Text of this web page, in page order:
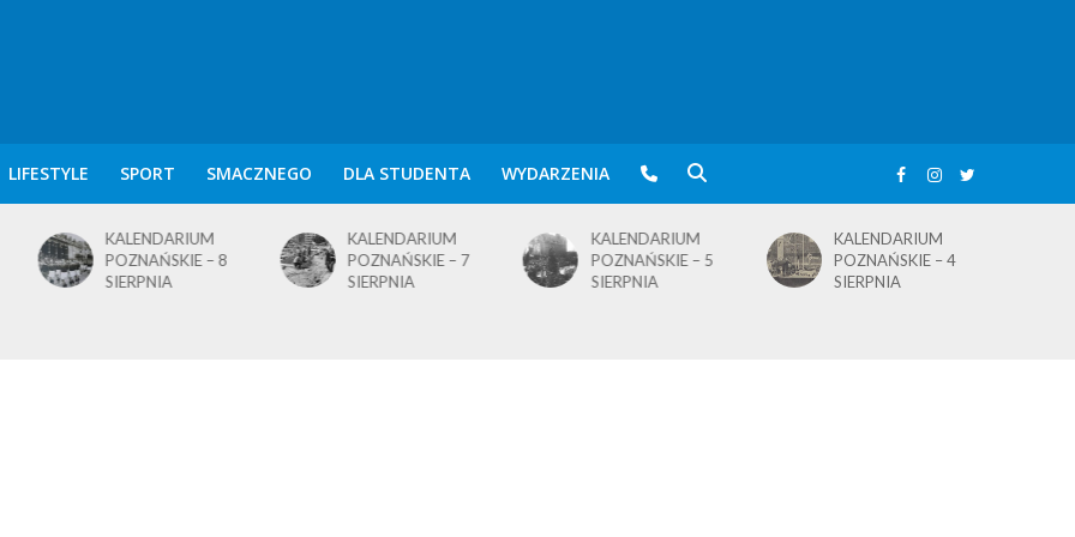
LIFESTYLE SPORT SMACZNEGO DLA STUDENTA WYDARZENIA
KALENDARIUM
POZNAŃSKIE – 8
SIERPNIA
KALENDARIUM
POZNAŃSKIE – 7
SIERPNIA
KALENDARIUM
POZNAŃSKIE – 5
SIERPNIA
KALENDARIUM
POZNAŃSKIE – 4
SIERPNIA